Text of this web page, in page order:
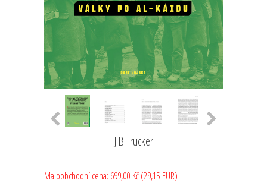
J.B.Trucker
Maloobchodní cena:699,00 Kč(29,15 EUR)